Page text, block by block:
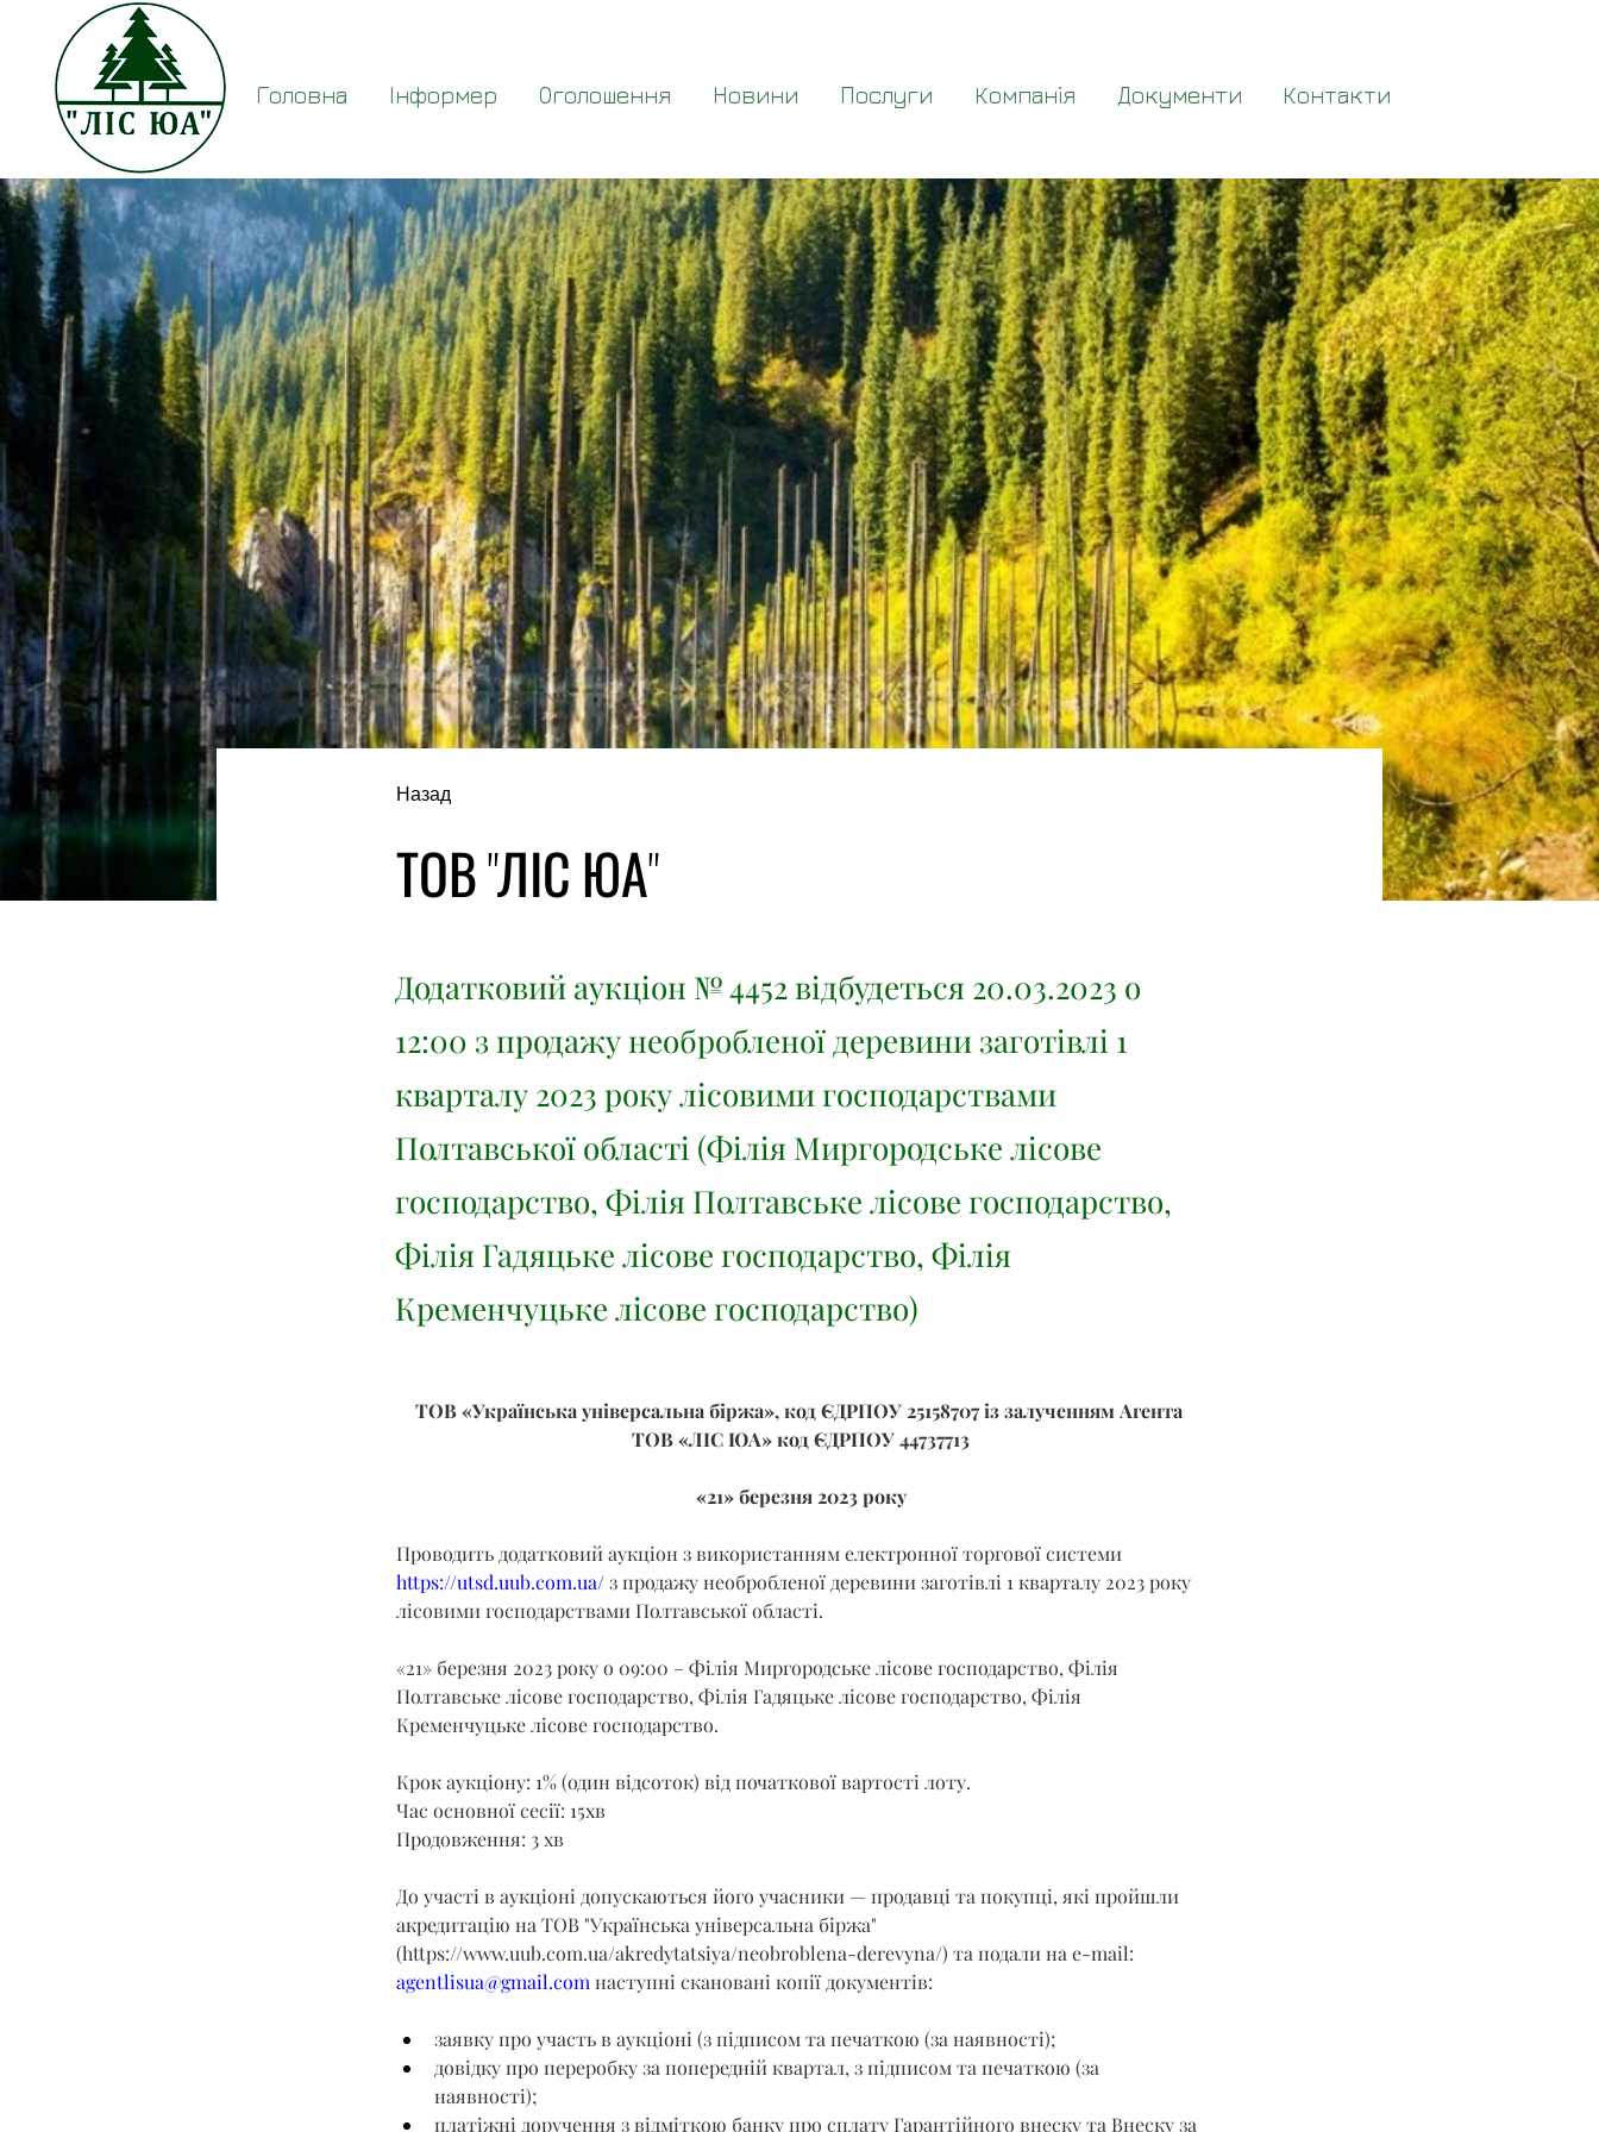
Головна Інформер Оголошення Новини Послуги Компанія Документи Контакти
Назад
ТОВ "ЛІС ЮА"
Додатковий аукціон № 4452 відбудеться 20.03.2023 о
12:00 з продажу необробленої деревини заготівлі 1
кварталу 2023 року лісовими господарствами
Полтавської області (Філія Миргородське лісове
господарство, Філія Полтавське лісове господарство,
Філія Гадяцьке лісове господарство, Філія
Кременчуцьке лісове господарство)
ТОВ «Українська універсальна біржа», код ЄДРПОУ 25158707 із залученням Агента
ТОВ «ЛІС ЮА» код ЄДРПОУ 44737713
«21» березня 2023 року
Проводить додатковий аукціон з використанням електронної торгової системи
https://utsd.uub.com.ua/ з продажу необробленої деревини заготівлі 1 кварталу 2023 року
лісовими господарствами Полтавської області.
«21» березня 2023 року о 09:00 – Філія Миргородське лісове господарство, Філія
Полтавське лісове господарство, Філія Гадяцьке лісове господарство, Філія
Кременчуцьке лісове господарство.
Крок аукціону: 1% (один відсоток) від початкової вартості лоту.
Час основної сесії: 15хв
Продовження: 3 хв
До участі в аукціоні допускаються його учасники — продавці та покупці, які пройшли
акредитацію на ТОВ "Українська універсальна біржа"
(https://www.uub.com.ua/akredytatsiya/neobroblena-derevyna/) та подали на e-mail:
agentlisua@gmail.com наступні скановані копії документів:
заявку про участь в аукціоні (з підписом та печаткою (за наявності);
довідку про переробку за попередній квартал, з підписом та печаткою (за
наявності);
платіжні доручення з відміткою банку про сплату Гарантійного внеску та Внеску за